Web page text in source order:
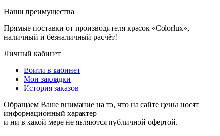
Наши преимущества
Прямые поставки от производителя красок «Colorlux»,
наличный и безналичный расчёт!
Личный кабинет
Войти в кабинет
Мои закладки
История заказов
Обращаем Ваше внимание на то, что на сайте цены носят
информационный характер
и ни в какой мере не являются публичной офертой.